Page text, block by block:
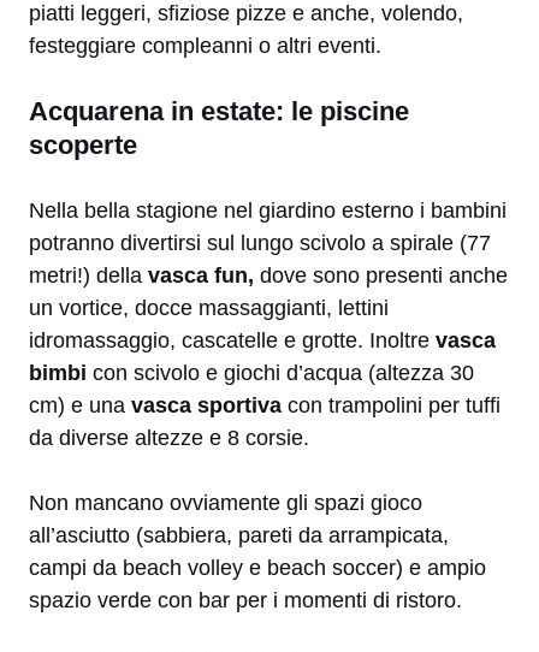
piatti leggeri, sfiziose pizze e anche, volendo,
festeggiare compleanni o altri eventi.
Acquarena in estate: le piscine
scoperte
Nella bella stagione nel giardino esterno i bambini
potranno divertirsi sul lungo scivolo a spirale (77
metri!) della vasca fun, dove sono presenti anche
un vortice, docce massaggianti, lettini
idromassaggio, cascatelle e grotte. Inoltre vasca
bimbi con scivolo e giochi d’acqua (altezza 30
cm) e una vasca sportiva con trampolini per tuffi
da diverse altezze e 8 corsie.
Non mancano ovviamente gli spazi gioco
all’asciutto (sabbiera, pareti da arrampicata,
campi da beach volley e beach soccer) e ampio
spazio verde con bar per i momenti di ristoro.